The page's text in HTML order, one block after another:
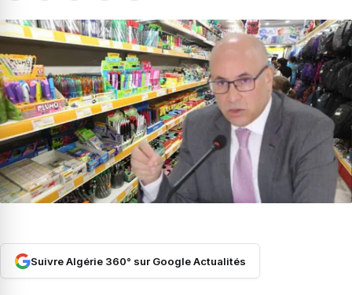
Suivre Algérie 360° sur Google Actualités